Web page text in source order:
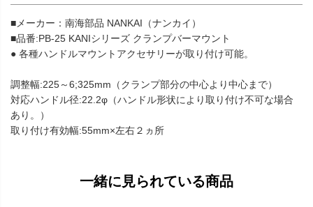
■メーカー：南海部品 NANKAI（ナンカイ）
■品番:PB-25 KANIシリーズ クランプバーマウント
● 各種ハンドルマウントアクセサリーが取り付け可能。
調整幅:225～6;325mm（クランプ部分の中心より中心まで）
対応ハンドル径:22.2φ（ハンドル形状により取り付け不可な場合
あり。）
取り付け有効幅:55mm×左右２ヵ所
一緒に見られている商品